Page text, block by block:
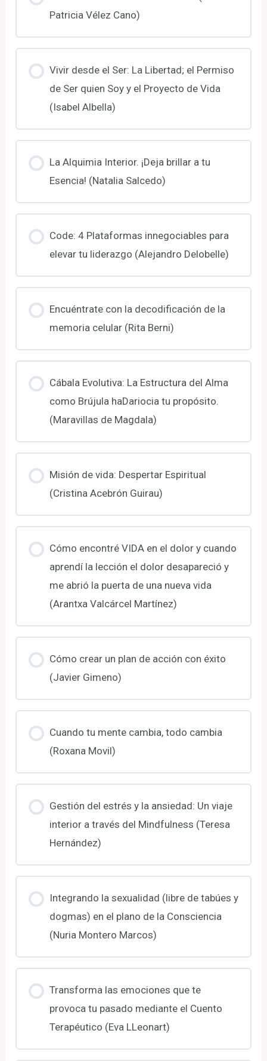
Patricia Vélez Cano)
Vivir desde el Ser: La Libertad; el Permiso
de Ser quien Soy y el Proyecto de Vida
(Isabel Albella)
La Alquimia Interior. ¡Deja brillar a tu
Esencia! (Natalia Salcedo)
Code: 4 Plataformas innegociables para
elevar tu liderazgo (Alejandro Delobelle)
Encuéntrate con la decodificación de la
memoria celular (Rita Berni)
Cábala Evolutiva: La Estructura del Alma
como Brújula haDariocia tu propósito.
(Maravillas de Magdala)
Misión de vida: Despertar Espiritual
(Cristina Acebrón Guirau)
Cómo encontré VIDA en el dolor y cuando
aprendí la lección el dolor desapareció y
me abrió la puerta de una nueva vida
(Arantxa Valcárcel Martínez)
Cómo crear un plan de acción con éxito
(Javier Gimeno)
Cuando tu mente cambia, todo cambia
(Roxana Movil)
Gestión del estrés y la ansiedad: Un viaje
interior a través del Mindfulness (Teresa
Hernández)
Integrando la sexualidad (libre de tabúes y
dogmas) en el plano de la Consciencia
(Nuria Montero Marcos)
Transforma las emociones que te
provoca tu pasado mediante el Cuento
Terapéutico (Eva LLeonart)